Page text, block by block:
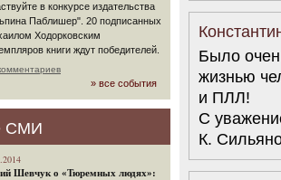
в конкурсе издательства
Паблишер". 20 подписанных
Ходорковским
книги ждут победителей.
» все события
СМИ
Шевчук о «Тюремных людях»:
Было
жизнью
и ПЛЛ!
С
К.